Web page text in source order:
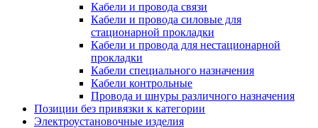
Кабели и провода связи
Кабели и провода силовые для
стационарной прокладки
Кабели и провода для нестационарной
прокладки
Кабели специального назначения
Кабели контрольные
Провода и шнуры различного назначения
Позиции без привязки к категории
Электроустановочные изделия